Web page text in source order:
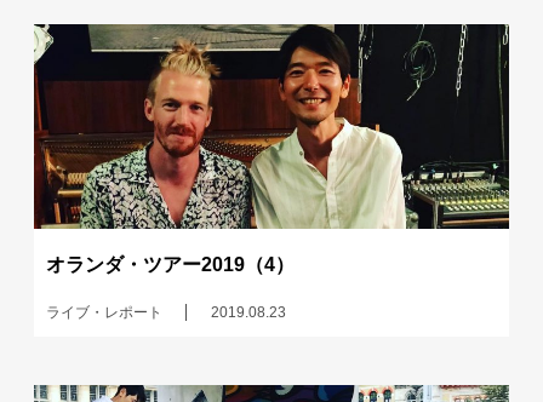
オランダ・ツアー2019（4）
ライブ・レポート 2019.08.23